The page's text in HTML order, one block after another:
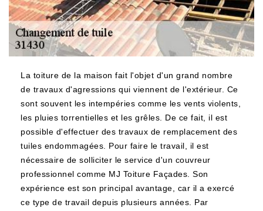
La toiture de la maison fait l'objet d'un grand nombre
de travaux d'agressions qui viennent de l'extérieur. Ce
sont souvent les intempéries comme les vents violents,
les pluies torrentielles et les grêles. De ce fait, il est
possible d'effectuer des travaux de remplacement des
tuiles endommagées. Pour faire le travail, il est
nécessaire de solliciter le service d'un couvreur
professionnel comme MJ Toiture Façades. Son
expérience est son principal avantage, car il a exercé
ce type de travail depuis plusieurs années. Par